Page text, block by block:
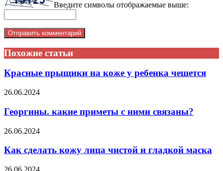
Введите символы отображаемые выше:
Похожие статьи
Красные прыщики на коже у ребенка чешется
26.06.2024
Георгины. какие приметы с ними связаны?
26.06.2024
Как сделать кожу лица чистой и гладкой маска
26.06.2024